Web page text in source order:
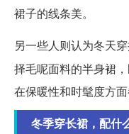
裙子的线条美。
另一些人则认为冬天
择毛呢面料的半身裙
在保暖性和时髦度方面
冬季穿长裙，配什